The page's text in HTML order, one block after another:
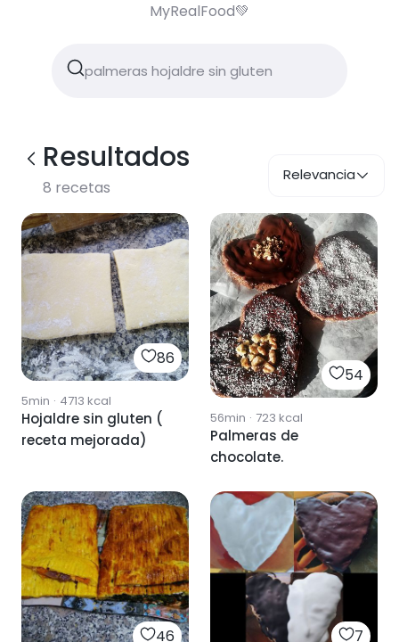
MyRealFood💚
Resultados
8 recetas
Relevancia
86
5min · 4713 kcal
Hojaldre sin gluten (
receta mejorada)
54
56min · 723 kcal
Palmeras de
chocolate.
46 7